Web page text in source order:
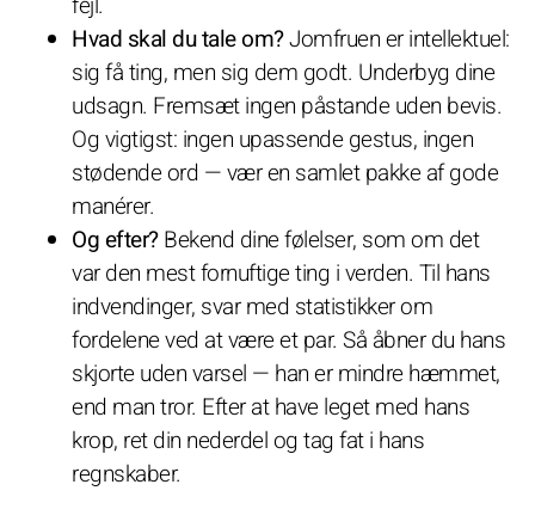
Hvad skal du tale om?Jomfruen er intellektuel:
sig få ting, men sig dem godt. Underbyg dine
udsagn. Fremsæt ingen påstande uden bevis.
Og vigtigst: ingen upassende gestus, ingen
stødende ord — vær en samlet pakke af gode
manérer.
Og efter?Bekend dine følelser, som om det
var den mest fornuftige ting i verden. Til hans
indvendinger, svar med statistikker om
fordelene ved at være et par. Så åbner du hans
skjorte uden varsel — han er mindre hæmmet,
end man tror. Efter at have leget med hans
krop, ret din nederdel og tag fat i hans
regnskaber.